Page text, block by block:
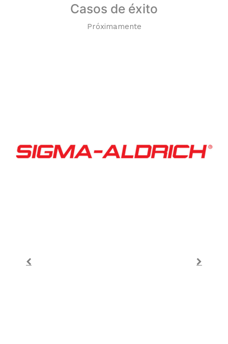
Casos de éxito
Próximamente